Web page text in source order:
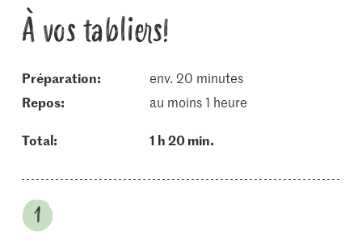
À vos tabliers!
Préparation:
env. 20 minutes
repos:
au moins 1 heure
Total: 1 h 20 min.